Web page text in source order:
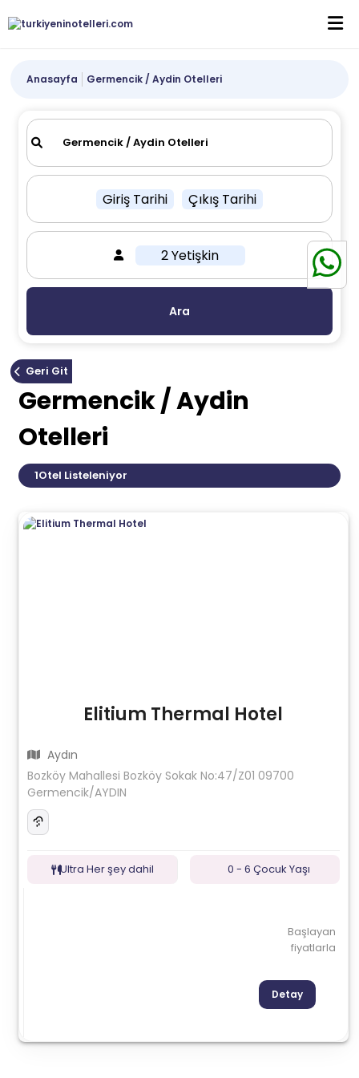
Anasayfa Germencik / Aydin Otelleri
Giriş Tarihi Çıkış Tarihi
2 Yetişkin
Ara
Geri Git
Germencik / Aydin
Otelleri
1Otel Listeleniyor
Elitium Thermal Hotel
Aydın
Bozköy Mahallesi Bozköy Sokak No:47/Z01 09700
Germencik/AYDIN
Ultra Her şey dahil 0 - 6 Çocuk Yaşı
Başlayan
fiyatlarla
Detay